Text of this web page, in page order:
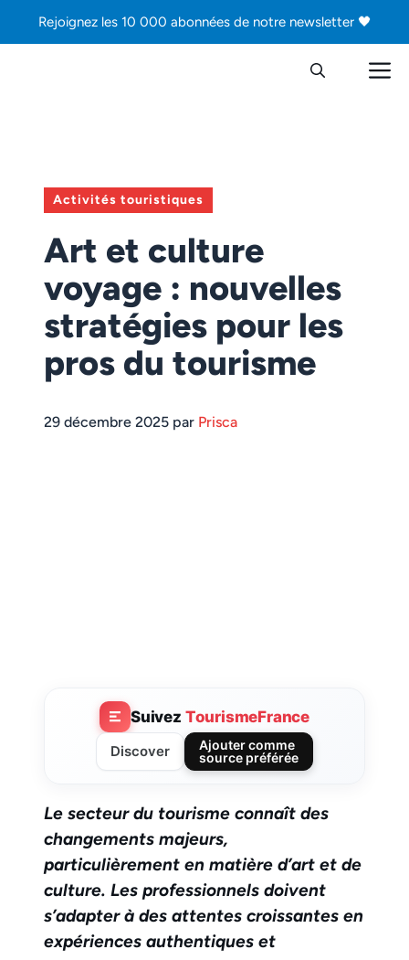
Rejoignez les 10 000 abonnées de notre newsletter 🖤
Activités touristiques
Art et culture
voyage : nouvelles
stratégies pour les
pros du tourisme
29 décembre 2025 par Prisca
Suivez TourismeFrance
Discover
Ajouter comme
source préférée
Le secteur du tourisme connaît des
changements majeurs,
particulièrement en matière d’art et de
culture. Les professionnels doivent
s’adapter à des attentes croissantes en
expériences authentiques et